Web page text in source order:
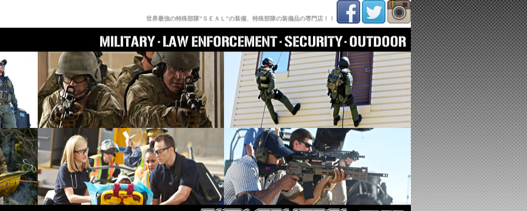
世界最強の特殊部隊”ＳＥＡＬ”の装備、特殊部隊の装備品の専門店！！